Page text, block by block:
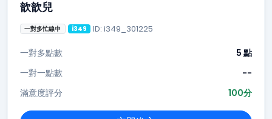
歆歆兒
一對多忙線中 i349 ID: i349_301225
一對多點數
5 點
一對一點數
--
滿意度評分
100分